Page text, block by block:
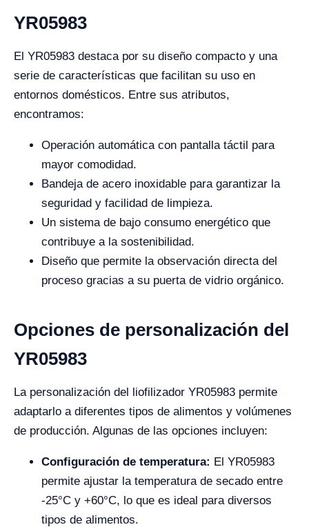
YR05983
El YR05983 destaca por su diseño compacto y una
serie de características que facilitan su uso en
entornos domésticos. Entre sus atributos,
encontramos:
Operación automática con pantalla táctil para
mayor comodidad.
Bandeja de acero inoxidable para garantizar la
seguridad y facilidad de limpieza.
Un sistema de bajo consumo energético que
contribuye a la sostenibilidad.
Diseño que permite la observación directa del
proceso gracias a su puerta de vidrio orgánico.
Opciones de personalización del
YR05983
La personalización del liofilizador YR05983 permite
adaptarlo a diferentes tipos de alimentos y volúmenes
de producción. Algunas de las opciones incluyen:
Configuración de temperatura: El YR05983
permite ajustar la temperatura de secado entre
-25°C y +60°C, lo que es ideal para diversos
tipos de alimentos.